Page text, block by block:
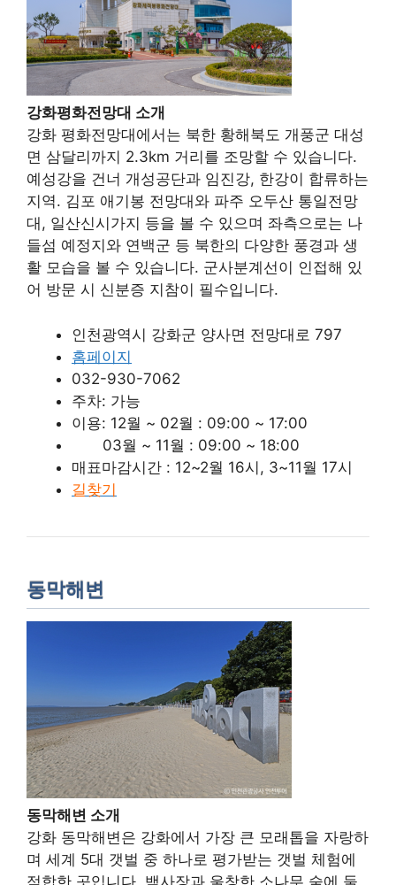
강화평화전망대 소개
강화 평화전망대에서는 북한 황해북도 개풍군 대성
면 삼달리까지 2.3km 거리를 조망할 수 있습니다.
예성강을 건너 개성공단과 임진강, 한강이 합류하는
지역. 김포 애기봉 전망대와 파주 오두산 통일전망
대, 일산신시가지 등을 볼 수 있으며 좌측으로는 나
들섬 예정지와 연백군 등 북한의 다양한 풍경과 생
활 모습을 볼 수 있습니다. 군사분계선이 인접해 있
어 방문 시 신분증 지참이 필수입니다.
인천광역시 강화군 양사면 전망대로 797
홈페이지
032-930-7062
주차: 가능
이용: 12월 ~ 02월 : 09:00 ~ 17:00
03월 ~ 11월 : 09:00 ~ 18:00
매표마감시간 : 12~2월 16시, 3~11월 17시
길찾기
동막해변
동막해변 소개
강화 동막해변은 강화에서 가장 큰 모래톱을 자랑하
며 세계 5대 갯벌 중 하나로 평가받는 갯벌 체험에